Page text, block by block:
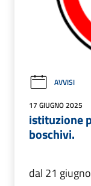
AVVISI
17 GIUGNO 2025
istituzione
boschivi.
dal 21